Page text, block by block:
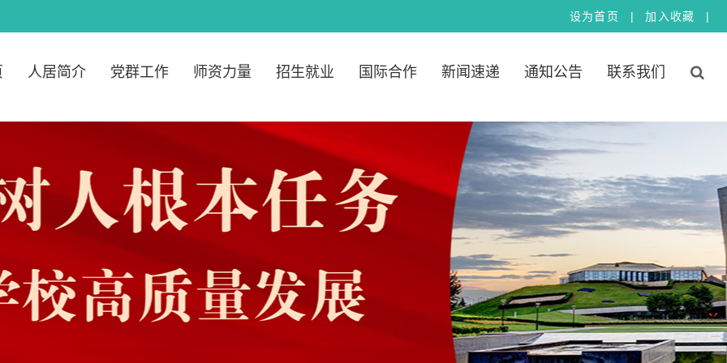
设为首 页 | 加 入 收藏 |
人居简介 党群工作 师资力量 招生就业 国际合作 新闻速递 通知公告 联系我们